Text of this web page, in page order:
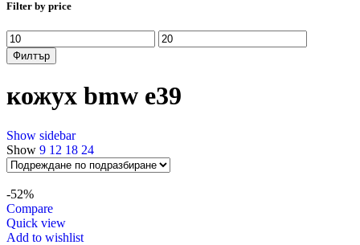
Filter by price
Минимална
цена
Максимална
цена
Филтър
кожух bmw e39
Show sidebar
Show 9 12 18 24
-52%
Compare
Quick view
Add to wishlist